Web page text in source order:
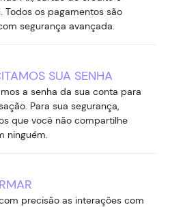
Todos os pagamentos são
segurança avançada.
SUA SENHA
a senha da sua conta para
Para sua segurança,
que você não compartilhe
ninguém.
precisão as interações com